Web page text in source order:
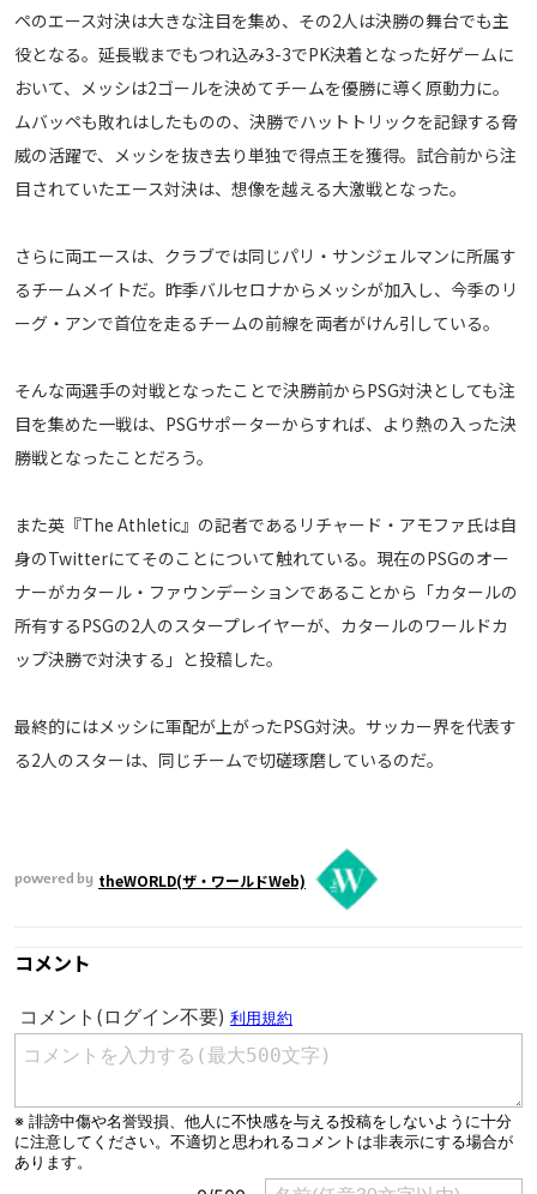
運営会社
ご利用にあたって
Share
© AbemaTV. Inc. All Rights Reserved.
ペのエース対決は大きな注目を集め、その2人は決勝の舞台でも主
役となる。延長戦までもつれ込み3-3でPK決着となった好ゲームに
おいて、メッシは2ゴールを決めてチームを優勝に導く原動力に。
ムバッペも敗れはしたものの、決勝でハットトリックを記録する脅
威の活躍で、メッシを抜き去り単独で得点王を獲得。試合前から注
目されていたエース対決は、想像を越える大激戦となった。
さらに両エースは、クラブでは同じパリ・サンジェルマンに所属す
るチームメイトだ。昨季バルセロナからメッシが加入し、今季のリ
ーグ・アンで首位を走るチームの前線を両者がけん引している。
そんな両選手の対戦となったことで決勝前からPSG対決としても注
目を集めた一戦は、PSGサポーターからすれば、より熱の入った決
勝戦となったことだろう。
また英『The Athletic』の記者であるリチャード・アモファ氏は自
身のTwitterにてそのことについて触れている。現在のPSGのオー
ナーがカタール・ファウンデーションであることから「カタールの
所有するPSGの2人のスタープレイヤーが、カタールのワールドカ
ップ決勝で対決する」と投稿した。
最終的にはメッシに軍配が上がったPSG対決。サッカー界を代表す
る2人のスターは、同じチームで切磋琢磨しているのだ。
powered by theWORLD(ザ・ワールドWeb)
コメント